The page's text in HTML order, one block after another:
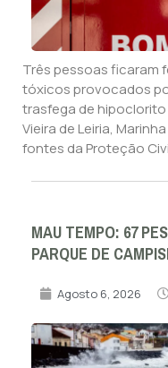
Três pessoas ficaram
tóxicos provocados
trasfega de hipoclorito
Vieira de Leiria,
fontes da Proteção
MAU TEMPO: 67
PARQUE DE
Agosto 6, 2026